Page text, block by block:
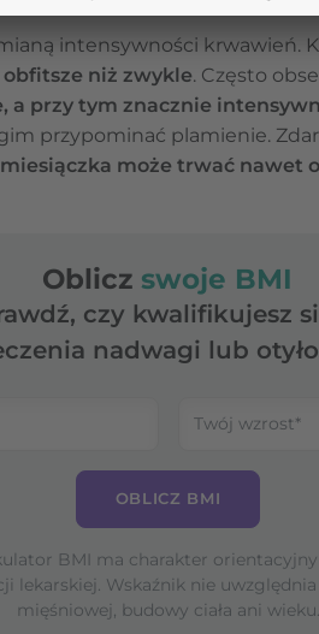
intensywności krwawień.
niż zwykle. Często
a przy tym znacznie
przypominać plamienie.
miesiączka może trwać nawet
Obliczswoje BMI
czy kwalifikujesz
nadwagi lub
OBLICZ BMI
BMI ma charakter orientacyjny
lekarskiej. Wskaźnik nie
mięśniowej, budowy ciała ani wieku.